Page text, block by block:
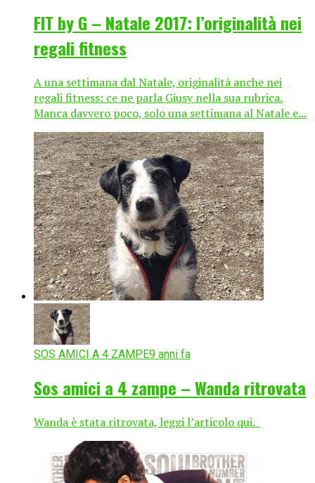
FIT by G – Natale 2017: l’originalità nei
regali fitness
A una settimana dal Natale, originalità anche nei
regali fitness: ce ne parla Giusy nella sua rubrica.
Manca davvero poco, solo una settimana al Natale e...
SOS AMICI A 4 ZAMPE9 anni fa
Sos amici a 4 zampe – Wanda ritrovata
Wanda è stata ritrovata, leggi l’articolo qui.